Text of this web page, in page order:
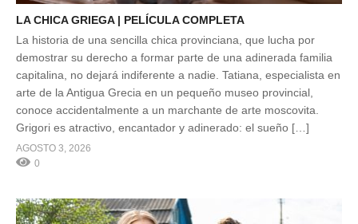
LA CHICA GRIEGA | PELÍCULA COMPLETA
La historia de una sencilla chica provinciana, que lucha por
demostrar su derecho a formar parte de una adinerada familia
capitalina, no dejará indiferente a nadie. Tatiana, especialista en
arte de la Antigua Grecia en un pequeño museo provincial,
conoce accidentalmente a un marchante de arte moscovita.
Grigori es atractivo, encantador y adinerado: el sueño […]
AGOSTO 3, 2026
0